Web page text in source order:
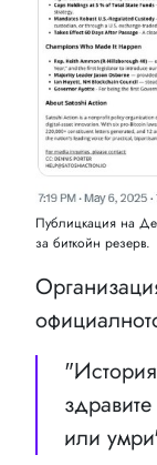
Публицкация на
за биткойн резерв.
или